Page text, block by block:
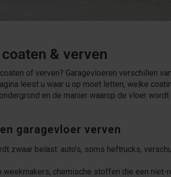
& verven
of verven? Garagevloeren verschillen
leest u waar u op moet letten, welke
en de manier waarop de vloer
garagevloer verven
zwaar belast: auto's, soms heftrucks,
weekmakers, chemische stoffen die een